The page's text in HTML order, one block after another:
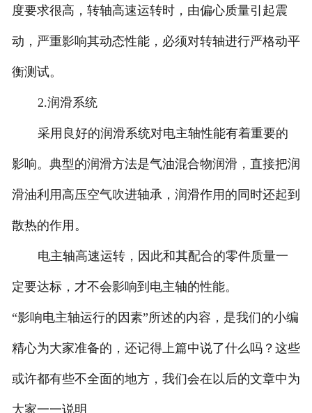
度要求很高，转轴高速运转时，由偏心质量引起震
动，严重影响其动态性能，必须对转轴进行严格动平
衡测试。
2.润滑系统
采用良好的润滑系统对电主轴性能有着重要的
影响。典型的润滑方法是气油混合物润滑，直接把润
滑油利用高压空气吹进轴承，润滑作用的同时还起到
散热的作用。
电主轴高速运转，因此和其配合的零件质量一
定要达标，才不会影响到电主轴的性能。
“影响电主轴运行的因素”所述的内容，是我们的小编
精心为大家准备的，还记得上篇中说了什么吗？这些
或许都有些不全面的地方，我们会在以后的文章中为
大家一一说明